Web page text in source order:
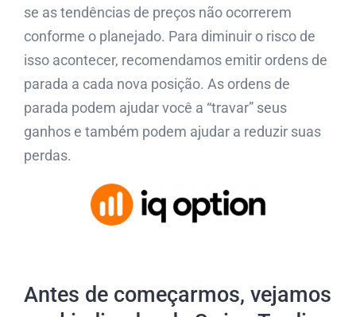
se as tendências de preços não ocorrerem
conforme o planejado. Para diminuir o risco de
isso acontecer, recomendamos emitir ordens de
parada a cada nova posição. As ordens de
parada podem ajudar você a “travar” seus
ganhos e também podem ajudar a reduzir suas
perdas.
Antes de começarmos, vejamos